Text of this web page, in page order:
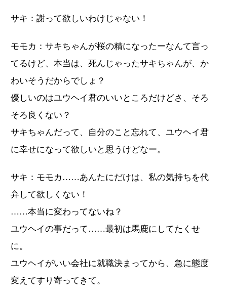
サキ：謝って欲しいわけじゃない！
モモカ：サキちゃんが桜の精になったーなんて言っ
てるけど、本当は、死んじゃったサキちゃんが、か
わいそうだからでしょ？
優しいのはユウヘイ君のいいところだけどさ、そろ
そろ良くない？
サキちゃんだって、自分のこと忘れて、ユウヘイ君
に幸せになって欲しいと思うけどなー。
サキ：モモカ……あんたにだけは、私の気持ちを代
弁して欲しくない！
……本当に変わってないね？
ユウヘイの事だって……最初は馬鹿にしてたくせ
に。
ユウヘイがいい会社に就職決まってから、急に態度
変えてすり寄ってきて。